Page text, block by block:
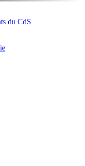
du CdS